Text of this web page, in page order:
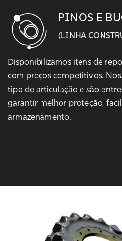
PINOS E
(LINHA
Disponibilizamos itens de
com preços competitivos.
tipo de articulação e são
garantir melhor proteção,
armazenamento.